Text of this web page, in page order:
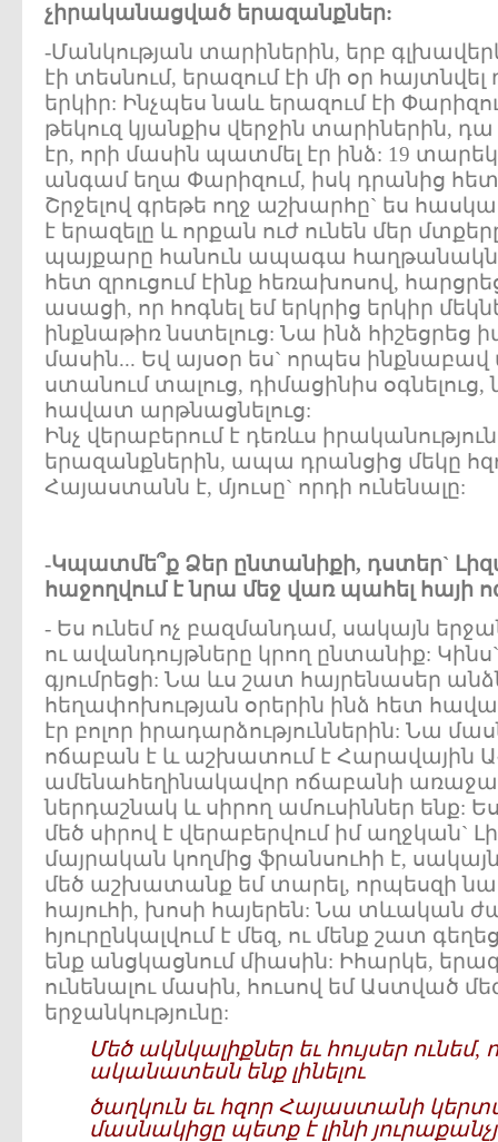
չիրականացված երազանքներ:
-Մանկության տարիներին, երբ
էի տեսնում, երազում էի մի օր հայտնվել
երկիր: Ինչպես նաև երազում էի
թեկուզ կյանքիս վերջին տարիներին,
էր, որի մասին պատմել էր ինձ: 19
անգամ եղա Փարիզում, իսկ դրանից
Շրջելով գրեթե ողջ աշխարհը` ես
է երազելը և որքան ուժ ունեն մեր
պայքարը հանուն ապագա
հետ զրուցում էինք հեռախոսով,
ասացի, որ հոգնել եմ երկրից երկիր
ինքնաթիռ նստելուց: Նա ինձ հիշեցրեց
մասին... Եվ այսօր ես` որպես ինքնաբավ
ստանում տալուց, դիմացինիս օգնելուց,
հավատ արթնացնելուց:
Ինչ վերաբերում է դեռևս
երազանքներին, ապա դրանցից մեկը
Հայաստանն է, մյուսը` որդի ունենալը:
-Կպատմե՞ք Ձեր ընտանիքի, դստեր`
հաջողվում է նրա մեջ վառ պահել հայի
- Ես ունեմ ոչ բազմանդամ, սակայն
ու ավանդույթները կրող ընտանիք:
գյումրեցի: Նա ևս շատ հայրենասեր
հեղափոխության օրերին ինձ հետ
էր բոլոր իրադարձություններին: Նա
ոճաբան է և աշխատում է Հարավային
ամենահեղինակավոր ոճաբանի
ներդաշնակ և սիրող ամուսիններ ենք:
մեծ սիրով է վերաբերվում իմ աղջկան`
մայրական կողմից ֆրանսուհի է,
մեծ աշխատանք եմ տարել, որպեսզի
հայուհի, խոսի հայերեն: Նա տևական
հյուրընկալվում է մեզ, ու մենք շատ
ենք անցկացնում միասին: Իհարկե,
ունենալու մասին, հուսով եմ Աստված
երջանկությունը:
Մեծ ակնկալիքներ եւ հույսեր
ականատեսն ենք լինելու
ծաղկուն եւ հզոր Հայաստանի
մասնակիցը պետք է լինի